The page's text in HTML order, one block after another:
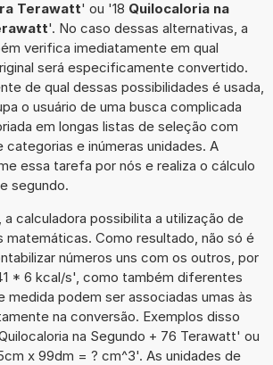
Terawatt' ou '18 Quilocaloria na
'. No caso dessas alternativas, a
verifica imediatamente em qual
será especificamente convertido.
de qual dessas possibilidades é usada,
o usuário de uma busca complicada
em longas listas de seleção com
categorias e inúmeras unidades. A
essa tarefa por nós e realiza o cálculo
segundo.
a calculadora possibilita a utilização de
matemáticas. Como resultado, não só é
números uns com os outros, por
* 6 kcal/s', como também diferentes
medida podem ser associadas umas às
na conversão. Exemplos disso
na Segundo + 76 Terawatt' ou
x 99dm = ? cm^3'. As unidades de